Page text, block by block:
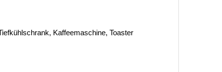
Kaffeemaschine, Toaster